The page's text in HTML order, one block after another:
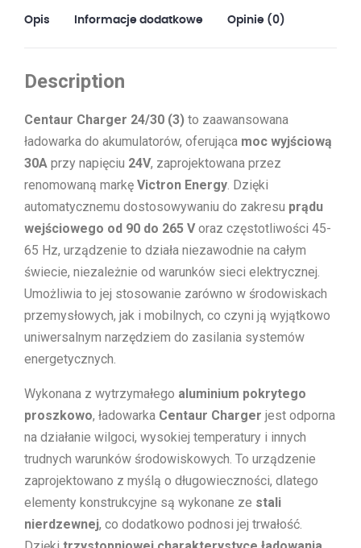
Opis Informacje dodatkowe Opinie (0)
Description
Centaur Charger 24/30 (3) to zaawansowana
ładowarka do akumulatorów, oferująca moc wyjściową
30A przy napięciu 24V, zaprojektowana przez
renomowaną markę Victron Energy. Dzięki
automatycznemu dostosowywaniu do zakresu prądu
wejściowego od 90 do 265 Voraz częstotliwości 45-
65 Hz, urządzenie to działa niezawodnie na całym
świecie, niezależnie od warunków sieci elektrycznej.
Umożliwia to jej stosowanie zarówno w środowiskach
przemysłowych, jak i mobilnych, co czyni ją wyjątkowo
uniwersalnym narzędziem do zasilania systemów
energetycznych.
Wykonana z wytrzymałego aluminium pokrytego
proszkowo, ładowarka Centaur Charger jest odporna
na działanie wilgoci, wysokiej temperatury i innych
trudnych warunków środowiskowych. To urządzenie
zaprojektowano z myślą o długowieczności, dlatego
elementy konstrukcyjne są wykonane ze stali
nierdzewnej, co dodatkowo podnosi jej trwałość.